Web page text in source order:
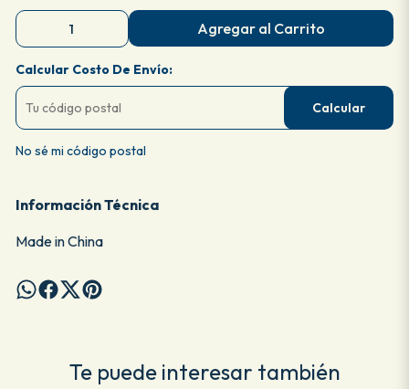
Agregar al Carrito
Calcular Costo De Envío:
Calcular
No sé mi código postal
Información Técnica
Made in China
Te puede interesar también